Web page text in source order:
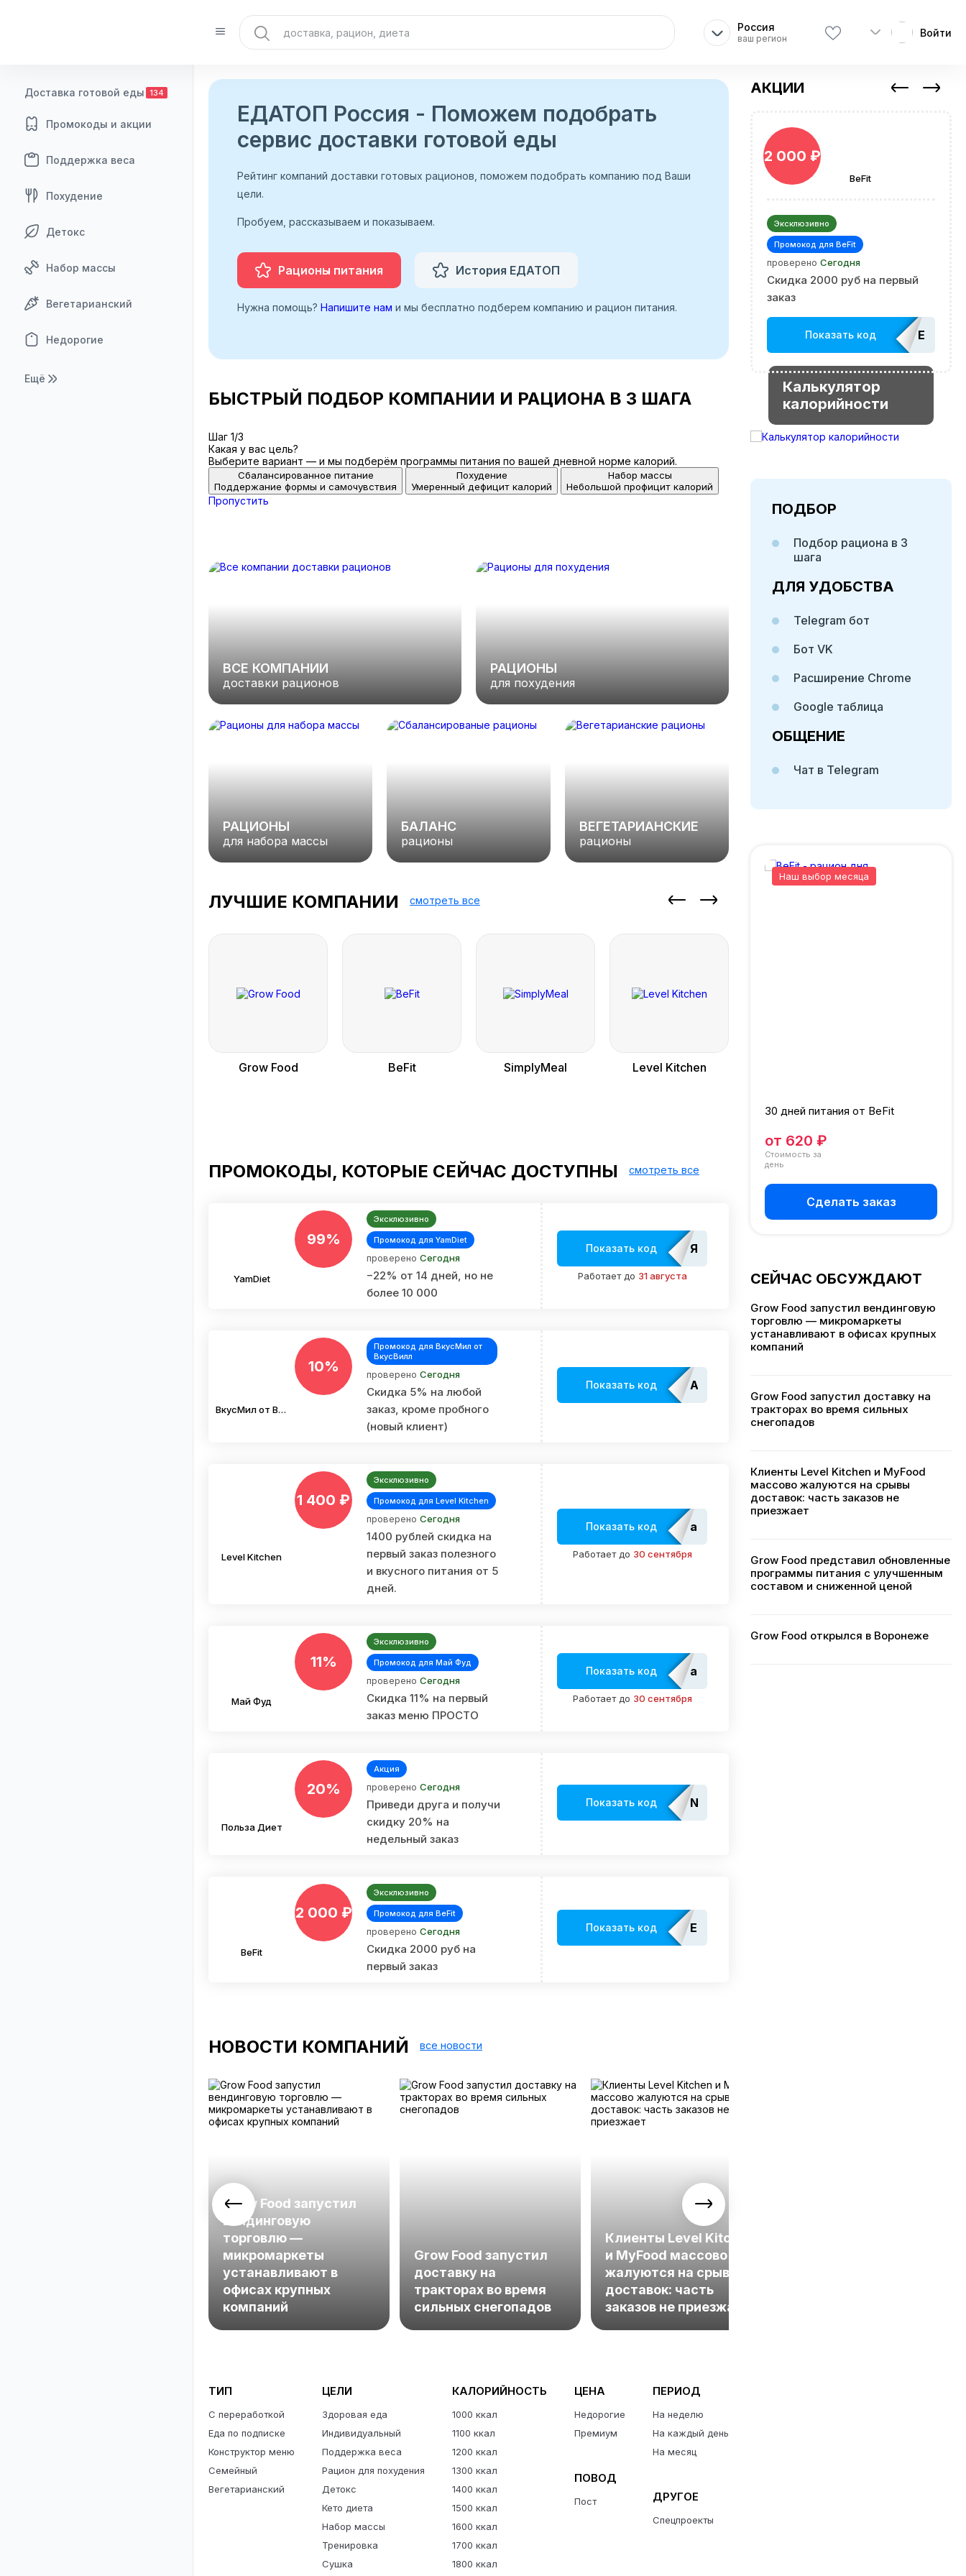
Россия
ваш регион Войти
Доставка готовой еды 134
Промокоды и акции
Поддержка веса
Похудение
Детокс
Набор массы
Вегетарианский
Недорогие
Ещё
ЕДАТОП Россия - Поможем подобрать
сервис доставки готовой еды
Рейтинг компаний доставки готовых рационов, поможем подобрать компанию под Ваши
цели.
Пробуем, рассказываем и показываем.
Рационы питания История ЕДАТОП
Нужна помощь? Напишите нам и мы бесплатно подберем компанию и рацион питания.
БЫСТРЫЙ ПОДБОР КОМПАНИИ И РАЦИОНА В 3 ШАГА
Шаг 1/3
Какая у вас цель?
Выберите вариант — и мы подберём программы питания по вашей дневной норме калорий.
Сбалансированное питание
Поддержание формы и самочувствия
Похудение
Умеренный дефицит калорий
Набор массы
Небольшой профицит калорий
Пропустить
ВСЕ КОМПАНИИ
доставки рационов
РАЦИОНЫ
для похудения
РАЦИОНЫ
для набора массы
БАЛАНС
рационы
ВЕГЕТАРИАНСКИЕ
рационы
ЛУЧШИЕ КОМПАНИИ смотреть все
Grow Food BeFit SimplyMeal Level Kitchen
ПРОМОКОДЫ, КОТОРЫЕ СЕЙЧАС ДОСТУПНЫ смотреть все
YamDiet
99%
Эксклюзивно
Промокод для YamDiet
проверено Сегодня
−22% от 14 дней, но не
более 10 000
ЯМЕДАТОП
Показать код
Работает до 31 августа
ВкусМил от ВкусВилл
10%
Промокод для ВкусМил от
ВкусВилл
проверено Сегодня
Скидка 5% на любой
заказ, кроме пробного
(новый клиент)
Admitad
Показать код
Level Kitchen
1 400 ₽
Эксклюзивно
Промокод для Level Kitchen
проверено Сегодня
1400 рублей скидка на
первый заказ полезного
и вкусного питания от 5
дней.
adm_EdatopLK
Показать код
Работает до 30 сентября
Май Фуд
11%
Эксклюзивно
Промокод для Май Фуд
проверено Сегодня
Скидка 11% на первый
заказ меню ПРОСТО
adm_EdatopMF
Показать код
Работает до 30 сентября
Польза Диет
20%
Акция
проверено Сегодня
Приведи друга и получи
cкидку 20% на
недельный заказ
Not
Показать код
BeFit
2 000 ₽
Эксклюзивно
Промокод для BeFit
проверено Сегодня
Скидка 2000 руб на
первый заказ
EDATOP2000
Показать код
НОВОСТИ КОМПАНИЙ все новости
Grow Food запустил
вендинговую
торговлю —
микромаркеты
устанавливают в
офисах крупных
компаний
Grow Food запустил
доставку на
тракторах во время
сильных снегопадов
Клиенты Level Kitchen
и MyFood массово
жалуются на срывы
доставок: часть
заказов не приезжает
ТИП
С переработкой
Еда по подписке
Конструктор меню
Семейный
Вегетарианский
ЦЕЛИ
Здоровая еда
Индивидуальный
Поддержка веса
Рацион для похудения
Детокс
Кето диета
Набор массы
Тренировка
Сушка
КАЛОРИЙНОСТЬ
1000 ккал
1100 ккал
1200 ккал
1300 ккал
1400 ккал
1500 ккал
1600 ккал
1700 ккал
1800 ккал
ЦЕНА
Недорогие
Премиум
ПОВОД
Пост
ПЕРИОД
На неделю
На каждый день
На месяц
ДРУГОЕ
Спецпроекты
АКЦИИ
BeFit
2 000 ₽
Эксклюзивно
Промокод для BeFit
проверено Сегодня
Скидка 2000 руб на первый
заказ
Показать код
Калькулятор
калорийности
ПОДБОР
Подбор рациона в 3
шага
ДЛЯ УДОБСТВА
Telegram бот
Бот VK
Расширение Chrome
Google таблица
ОБЩЕНИЕ
Чат в Telegram
Наш выбор месяца
30 дней питания от BeFit
от 620 ₽
Стоимость за
день
Сделать заказ
СЕЙЧАС ОБСУЖДАЮТ
Grow Food запустил вендинговую
торговлю — микромаркеты
устанавливают в офисах крупных
компаний
Grow Food запустил доставку на
тракторах во время сильных
снегопадов
Клиенты Level Kitchen и MyFood
массово жалуются на срывы
доставок: часть заказов не
приезжает
Grow Food представил обновленные
программы питания с улучшенным
составом и сниженной ценой
Grow Food открылся в Воронеже